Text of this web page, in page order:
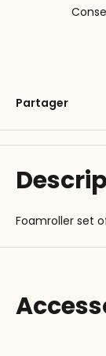
Partager
Foamroller set